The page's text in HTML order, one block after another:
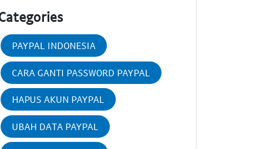
PAYPAL INDONESIA
CARA GANTI PASSWORD PAYPAL
HAPUS AKUN PAYPAL
UBAH DATA PAYPAL